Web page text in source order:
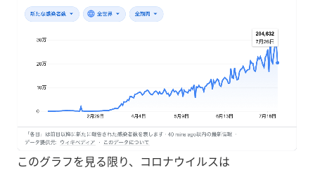
このグラフを見る限り、コロナウイルスは